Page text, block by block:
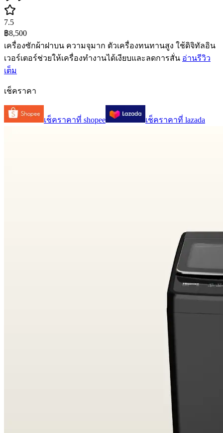
7.5
฿8,500
เครื่องซักผ้าฝาบน ความจุมาก ตัวเครื่องทนทานสูง ใช้ดิจิทัลอิน
เวอร์เตอร์ช่วยให้เครื่องทำงานได้เงียบและลดการสั่น อ่านรีวิว
เต็ม
เช็คราคา
เช็คราคาที่ shopee เช็คราคาที่ lazada